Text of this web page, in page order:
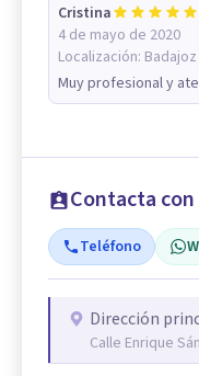
Cristina
4 de mayo de 2020
Localización: Badajoz
Muy profesional y
Contacta
Teléfono
Dirección
Calle Enrique